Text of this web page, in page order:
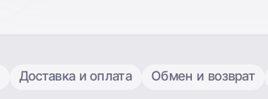
Доставка и оплата Обмен и возврат